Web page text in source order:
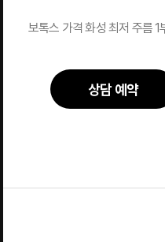
보톡스 가격 화성 최저 주름 1
상담 예약